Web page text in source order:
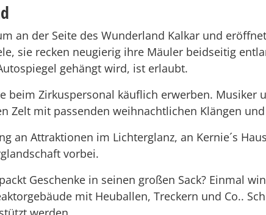
an der Seite des Wunderland Kalkar und
sie recken neugierig ihre Mäuler beidseitig
gehängt wird, ist erlaubt.
beim Zirkuspersonal käuflich erwerben. Musiker
Zelt mit passenden weihnachtlichen Klängen
an Attraktionen im Lichterglanz, an Kernie´s
vorbei.
Geschenke in seinen großen Sack? Einmal
mit Heuballen, Treckern und Co..